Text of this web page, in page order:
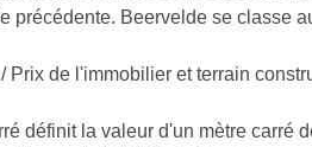
précédente. Beervelde se classe
Prix de l'immobilier et terrain
définit la valeur d'un mètre carré